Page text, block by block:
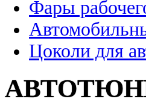
Фары
Цоколи для